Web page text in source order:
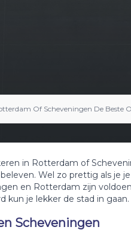
Of Scheveningen De Beste
in Rotterdam of
Wel zo prettig als je
en Rotterdam zijn
kun je lekker de stad in gaan.
Scheveningen